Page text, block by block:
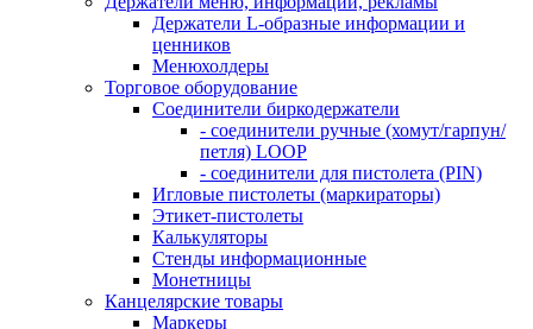
Держатели L-образные информации и
ценников
Менюхолдеры
Торговое оборудование
Соединители биркодержатели
- соединители ручные (хомут/гарпун/
петля) LOOP
- соединители для пистолета (PIN)
Игловые пистолеты (маркираторы)
Этикет-пистолеты
Калькуляторы
Стенды информационные
Монетницы
Канцелярские товары
Маркеры